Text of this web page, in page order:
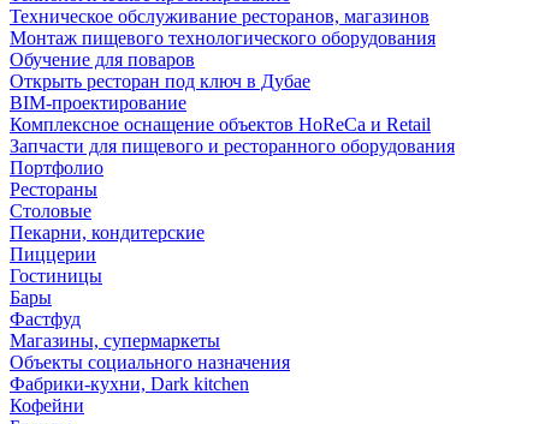
Техническое обслуживание ресторанов, магазинов
Монтаж пищевого технологического оборудования
Обучение для поваров
Открыть ресторан под ключ в Дубае
BIM-проектирование
Комплексное оснащение объектов HoReCa и Retail
Запчасти для пищевого и ресторанного оборудования
Портфолио
Рестораны
Столовые
Пекарни, кондитерские
Пиццерии
Гостиницы
Бары
Фастфуд
Магазины, супермаркеты
Объекты социального назначения
Фабрики-кухни, Dark kitchen
Кофейни